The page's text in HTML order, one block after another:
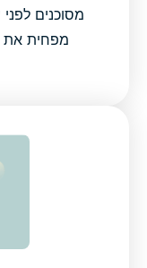
מסוכנים
מפחית את